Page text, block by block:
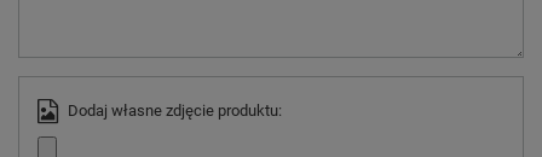
Dodaj własne zdjęcie produktu: